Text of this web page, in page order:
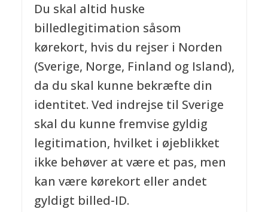
Du skal altid huske
billedlegitimation såsom
kørekort, hvis du rejser i Norden
(Sverige, Norge, Finland og Island),
da du skal kunne bekræfte din
identitet. Ved indrejse til Sverige
skal du kunne fremvise gyldig
legitimation, hvilket i øjeblikket
ikke behøver at være et pas, men
kan være kørekort eller andet
gyldigt billed-ID.